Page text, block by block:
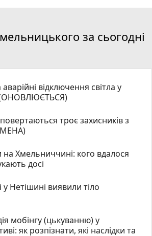
за сьогодні
відключення світла у
троє захисників з
на Хмельниччині: кого вдалося
досі
у Нетішині виявили тіло
мобінгу (цькуванню) у
як розпізнати, які наслідки та